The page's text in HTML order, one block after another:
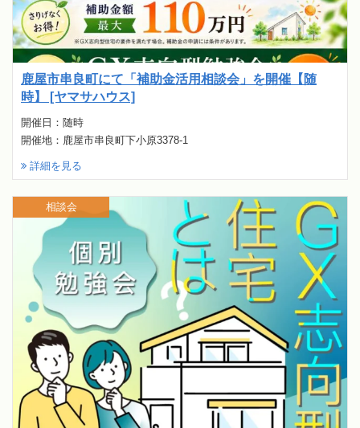
鹿屋市串良町にて「補助金活用相談会」を開催【随
時】 [ヤマサハウス]
開催日：随時
開催地：鹿屋市串良町下小原3378-1
詳細を見る
相談会